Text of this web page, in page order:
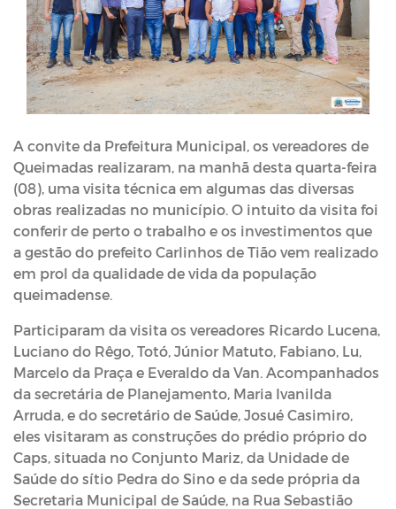
A convite da Prefeitura Municipal, os vereadores de
Queimadas realizaram, na manhã desta quarta-feira
(08), uma visita técnica em algumas das diversas
obras realizadas no município. O intuito da visita foi
conferir de perto o trabalho e os investimentos que
a gestão do prefeito Carlinhos de Tião vem realizado
em prol da qualidade de vida da população
queimadense.
Participaram da visita os vereadores Ricardo Lucena,
Luciano do Rêgo, Totó, Júnior Matuto, Fabiano, Lu,
Marcelo da Praça e Everaldo da Van. Acompanhados
da secretária de Planejamento, Maria Ivanilda
Arruda, e do secretário de Saúde, Josué Casimiro,
eles visitaram as construções do prédio próprio do
Caps, situada no Conjunto Mariz, da Unidade de
Saúde do sítio Pedra do Sino e da sede própria da
Secretaria Municipal de Saúde, na Rua Sebastião